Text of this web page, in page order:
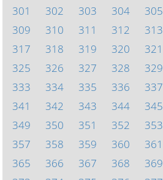
301
302 303 304 305
309
310 311 312 313
317
318 319 320 321
325
326 327 328 329
333
334 335 336 337
341
342 343 344 345
349
350 351 352 353
357
358 359 360 361
365
366 367 368 369